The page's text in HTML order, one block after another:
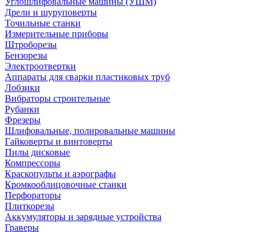
Дрели и шуруповерты
Точильные станки
Измерительные приборы
Штроборезы
Бензорезы
Электроотвертки
Аппараты для сварки пластиковых труб
Лобзики
Вибраторы строительные
Рубанки
Фрезеры
Шлифовальные, полировальные машины
Гайковерты и винтоверты
Пилы дисковые
Компрессоры
Краскопульты и аэрографы
Кромкооблицовочные станки
Перфораторы
Плиткорезы
Аккумуляторы и зарядные устройства
Граверы